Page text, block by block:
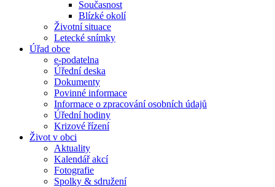
Současnost
Blízké okolí
Životní situace
Letecké snímky
Úřad obce
e-podatelna
Úřední deska
Dokumenty
Povinné informace
Informace o zpracování osobních údajů
Úřední hodiny
Krizové řízení
Život v obci
Aktuality
Kalendář akcí
Fotografie
Spolky & sdružení